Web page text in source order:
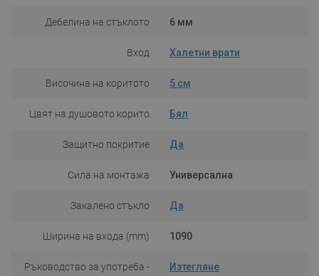
Дебелина на стъклото 6 мм
Вход Халетни врати
Височина на коритото 5 см
Цвят на душовото корито Бял
Защитно покритие Да
Сила на монтажа Универсална
Закалено стъкло Да
Ширина на входа (mm) 1090
Ръководство за употреба -
Изтегляне